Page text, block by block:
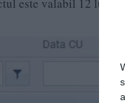
este valabil 12 luni.